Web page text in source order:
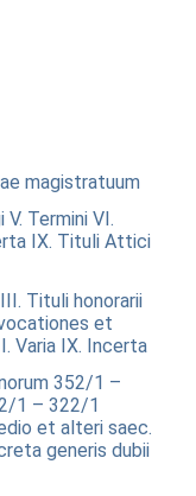
magistratuum
V. Termini VI.
IX. Tituli Attici
III. Tituli honorarii
et
Varia IX. Incerta
352/1 –
1 – 322/1
et alteri saec.
generis dubii